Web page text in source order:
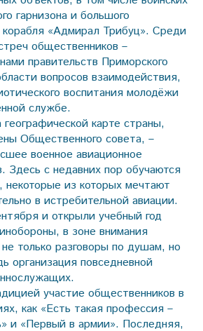
гарнизона и большого
корабля «Адмирал Трибуц». Среди
общественников –
правительств Приморского
вопросов взаимодействия,
воспитания молодёжи
службе.
карте страны,
Общественного совета, –
военное авиационное
Здесь с недавних пор обучаются
из которых мечтают
в истребительной авиации.
и открыли учебный год
в зоне внимания
только разговоры по душам, но
организация повседневной
участие общественников в
как «Есть такая профессия –
и «Первый в армии». Последняя,